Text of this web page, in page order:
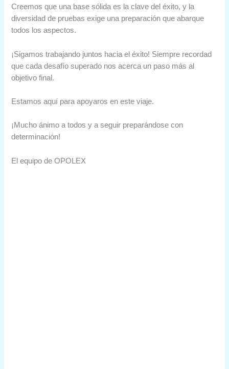
Creemos que una base sólida es la clave del éxito, y la
diversidad de pruebas exige una preparación que abarque
todos los aspectos.
¡Sigamos trabajando juntos hacia el éxito! Siempre recordad
que cada desafío superado nos acerca un paso más al
objetivo final.
Estamos aquí para apoyaros en este viaje.
¡Mucho ánimo a todos y a seguir preparándose con
determinación!
El equipo de OPOLEX